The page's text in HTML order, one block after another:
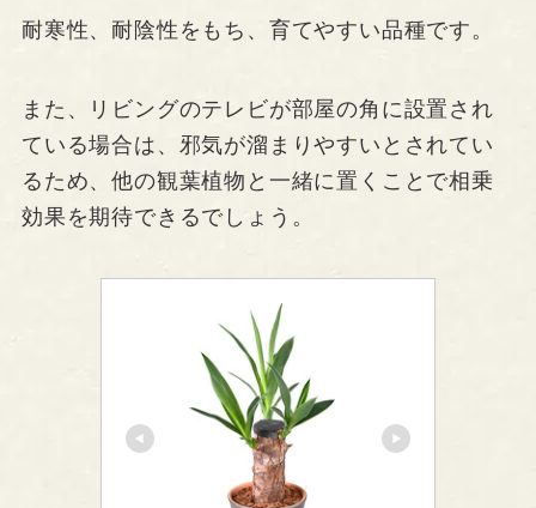
耐寒性、耐陰性をもち、育てやすい品種です。
また、リビングのテレビが部屋の角に設置され
ている場合は、邪気が溜まりやすいとされてい
るため、他の観葉植物と一緒に置くことで相乗
効果を期待できるでしょう。